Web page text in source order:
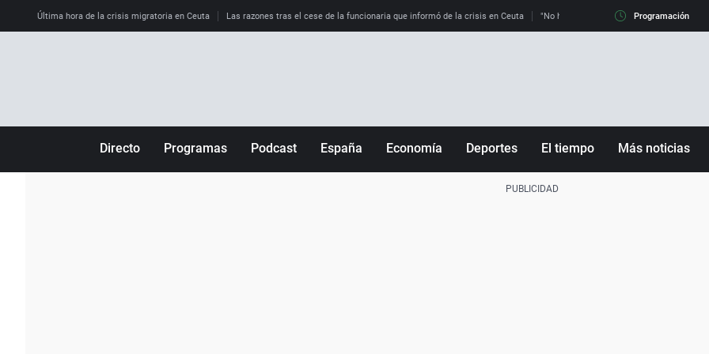
Última hora de la crisis migratoria en Ceuta Las razones tras el cese de la funcionaria que informó de la crisis en Ceuta "No hay mafias, que no nos engañen":
Programación
Directo Programas Podcast España Economía Deportes El tiempo Más noticias